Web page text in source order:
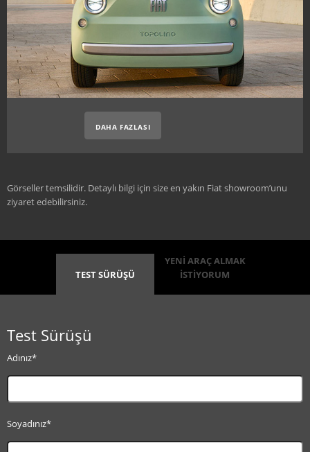
DAHA FAZLASI
Görseller temsilidir. Detaylı bilgi için size en yakın Fiat showroom’unu
ziyaret edebilirsiniz.
TEST SÜRÜŞÜ
YENİ ARAÇ ALMAK
İSTİYORUM
Test Sürüşü
Adınız*
Soyadınız*